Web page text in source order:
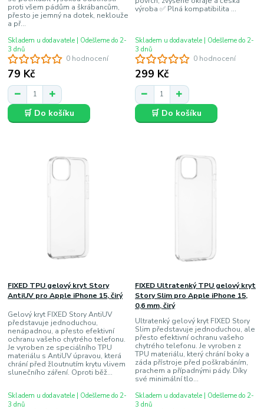
0 hodnocení
proti všem pádům a škrábancům,
přesto je jemný na dotek, neklouže
a př...
79 Kč
Skladem u dodavatele | Odešleme do 2-
3 dnů
🛒 Do košíku
0 hodnocení
výroba ✅ Plná kompatibilita ...
299 Kč
Skladem u dodavatele | Odešleme do 2-
3 dnů
🛒 Do košíku
FIXED TPU gelový kryt Story
AntiUV pro Apple iPhone 15, čirý
Gelový kryt FIXED Story AntiUV
představuje jednoduchou,
nenápadnou, a přesto efektivní
ochranu vašeho chytrého telefonu.
Je vyroben ze speciálního TPU
materiálu s AntiUV úpravou, která
chrání před žloutnutím krytu vlivem
slunečního záření. Oproti běž...
Skladem u dodavatele | Odešleme do 2-
3 dnů
FIXED Ultratenký TPU gelový kryt
Story Slim pro Apple iPhone 15,
0,6 mm, čirý
Ultratenký gelový kryt FIXED Story
Slim představuje jednoduchou, ale
přesto efektivní ochranu vašeho
chytrého telefonu. Je vyroben z
TPU materiálu, který chrání boky a
záda přístroje před poškrabáním,
prachem a případnými pády. Díky
své minimální tlo...
Skladem u dodavatele | Odešleme do 2-
3 dnů